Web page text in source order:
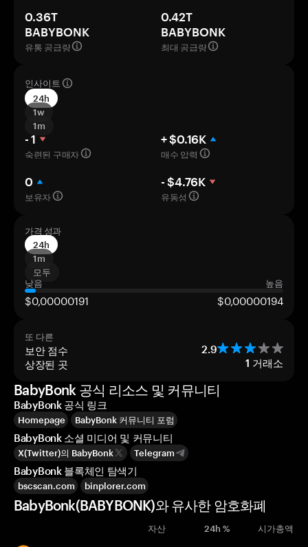
0.36T
BABYBONK
유통 공급량
0.42T
BABYBONK
최대 공급량
인사이트
24h
1w
1m
- 1
숙련된 구매자
+ $0.16K
매수 압력
0
보유자
- $4.76K
유동성
가격 성과
24h
1m
모두
낮음
높음
$0,00000191 $0,00000194
또 다른
보안 점수 2.9
상장된 곳 1 거래소
BabyBonk 공식 리소스 및 커뮤니티
BabyBonk 공식 링크
Homepage BabyBonk 커뮤니티 포럼
BabyBonk 소셜 미디어 및 커뮤니티
X(Twitter)의 BabyBonk Telegram
BabyBonk 블록체인 탐색기
bscscan.com binplorer.com
BabyBonk(BABYBONK)와 유사한 암호화폐
자산 24h % 시가총액